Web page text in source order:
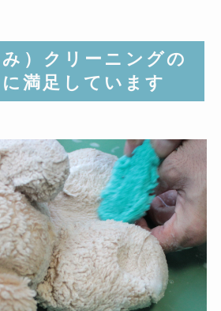
み）クリーニングの
満足しています